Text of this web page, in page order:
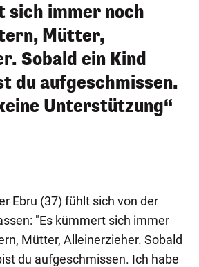
sich immer noch
Mütter,
Sobald ein Kind
du aufgeschmissen.
Unterstützung“
Ebru (37) fühlt sich von der
"Es kümmert sich immer
Mütter, Alleinerzieher. Sobald
du aufgeschmissen. Ich habe